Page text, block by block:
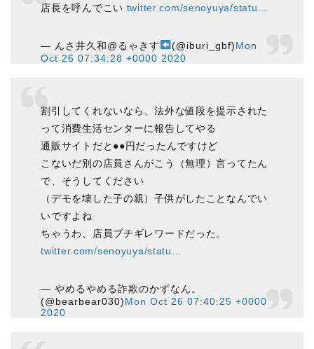
店長を呼んでこい twitter.com/senoyuya/statu…
— んさ井久和@るゃきす (@iburi_gbf)Mon
Oct 26 07:34:28 +0000 2020
割引してくれないなら、法外な値段を提示された
って消費生活センターに報告してやる
通販サイトだと●●円だったんですけど
こないだ別の店員さんがこう（無理）言ってたん
で、そうしてください
（デモを壊した子の親）子供がしたことなんでい
いですよね
ちゃうわ、店員ブチギレワードだった。
twitter.com/senoyuya/statu…
— やめるやめる詐欺のかずなん。
(@bearbear030)Mon Oct 26 07:40:25 +0000
2020